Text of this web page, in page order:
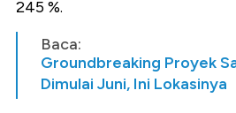
245 %.
Baca:
Groundbreaking Proyek
Dimulai Juni, Ini Lokasinya